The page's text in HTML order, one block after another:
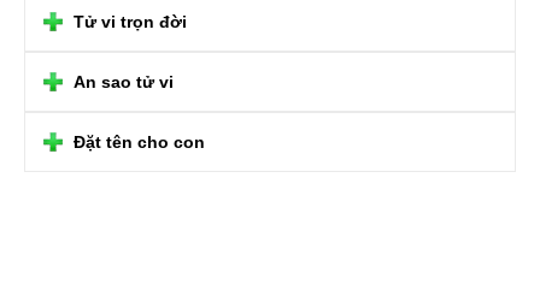
Tử vi trọn đời
An sao tử vi
Đặt tên cho con